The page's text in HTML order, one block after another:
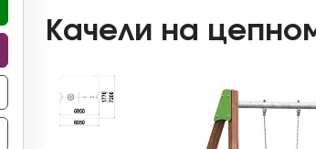
Качели на